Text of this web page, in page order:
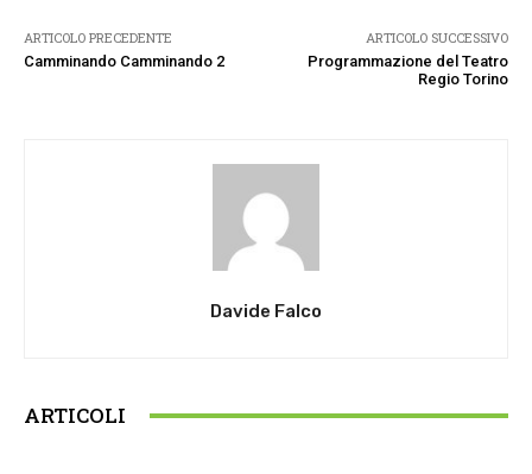
ARTICOLO PRECEDENTE
Camminando Camminando 2
ARTICOLO SUCCESSIVO
Programmazione del Teatro
Regio Torino
Davide Falco
ARTICOLI